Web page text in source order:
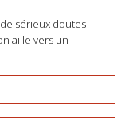
sérieux doutes
aille vers un